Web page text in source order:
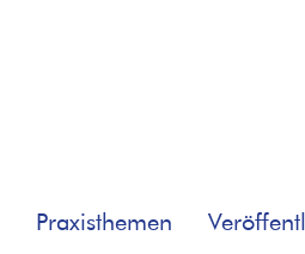
Praxisthemen